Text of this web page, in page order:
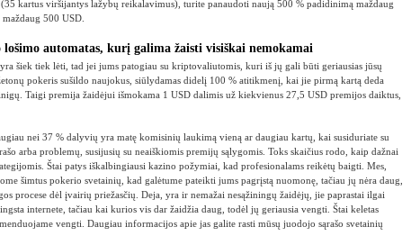
kartus viršijantys lažybų reikalavimus), turite panaudoti naują 500 % padidinimą maždaug
500 USD.
lošimo automatas, kurį galima žaisti visiškai nemokamai
šiek tiek lėti, tad jei jums patogiau su kriptovaliutomis, kuri iš jų gali būti geriausias jūsų
pokeris sušildo naujokus, siūlydamas didelį 100 % atitikmenį, kai jie pirmą kartą deda
Taigi premija žaidėjui išmokama 1 USD dalimis už kiekvienus 27,5 USD premijos daiktus,
nei 37 % dalyvių yra matę komisinių laukimą vieną ar daugiau kartų, kai susiduriate su
arba problemų, susijusių su neaiškiomis premijų sąlygomis. Toks skaičius rodo, kaip dažnai
Štai patys iškalbingiausi kazino požymiai, kad profesionalams reikėtų baigti. Mes,
šimtus pokerio svetainių, kad galėtume pateikti jums pagrįstą nuomonę, tačiau jų nėra daug,
procese dėl įvairių priežasčių. Deja, yra ir nemažai nesąžiningų žaidėjų, jie paprastai ilgai
internete, tačiau kai kurios vis dar žaidžia daug, todėl jų geriausia vengti. Štai keletas
vengti. Daugiau informacijos apie jas galite rasti mūsų juodojo sąrašo svetainių